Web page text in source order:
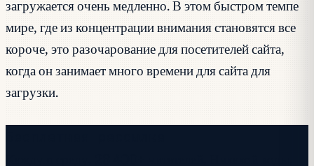
загружается очень медленно. В этом быстром темпе
мире, где из концентрации внимания становятся все
короче, это разочарование для посетителей сайта,
когда он занимает много времени для сайта для
загрузки.